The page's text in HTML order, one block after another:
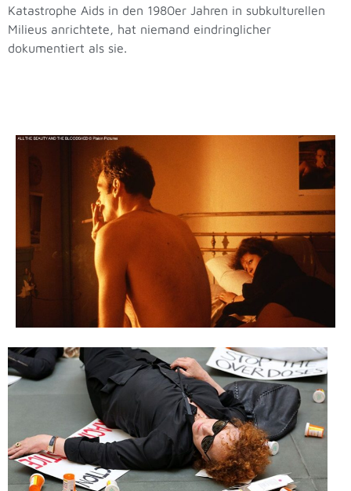
Katastrophe Aids in den 1980er Jahren in subkulturellen
Milieus anrichtete, hat niemand eindringlicher
dokumentiert als sie.